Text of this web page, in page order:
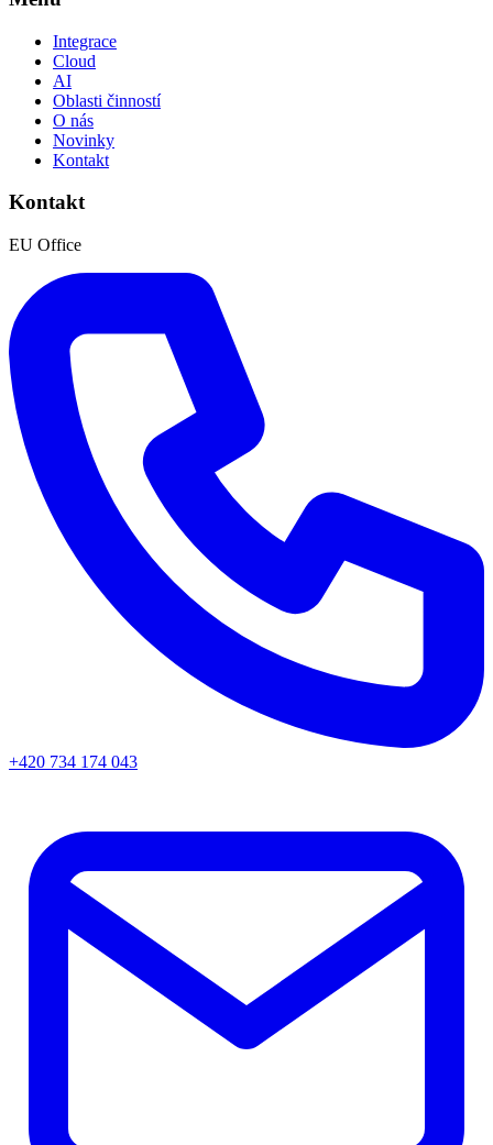
Integrace
Cloud
AI
Oblasti činností
O nás
Novinky
Kontakt
Kontakt
EU Office
+420 734 174 043